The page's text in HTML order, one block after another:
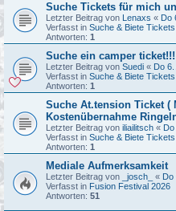
Suche Tickets für mich
Letzter Beitrag von Lenaxs « Do
Verfasst in Suche & Biete Tickets
Antworten: 1
Suche ein camper ticket!!!
Letzter Beitrag von Suedi « Do 6.
Verfasst in Suche & Biete Tickets
Antworten: 1
Suche At.tension Ticket (
Kostenübernahme
Letzter Beitrag von iliailitsch «
Verfasst in Suche & Biete Tickets
Antworten: 1
Mediale Aufmerksamkeit
Letzter Beitrag von _josch_ « Do
Verfasst in Fusion Festival 2026
Antworten: 51